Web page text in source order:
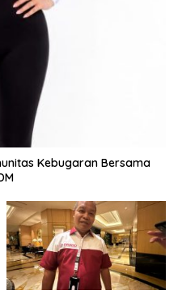
Kebugaran Bersama